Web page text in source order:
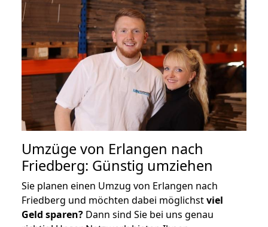
Umzüge von Erlangen nach
Friedberg: Günstig umziehen
Sie planen einen Umzug von Erlangen nach
Friedberg und möchten dabei möglichstviel
Geld sparen? Dann sind Sie bei uns genau